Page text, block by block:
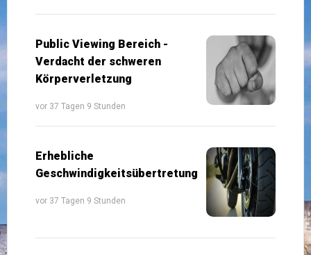
Public Viewing Bereich -
Verdacht der schweren
Körperverletzung
vor 37 Tagen 9 Stunden
Erhebliche
Geschwindigkeitsübertretung
vor 37 Tagen 9 Stunden